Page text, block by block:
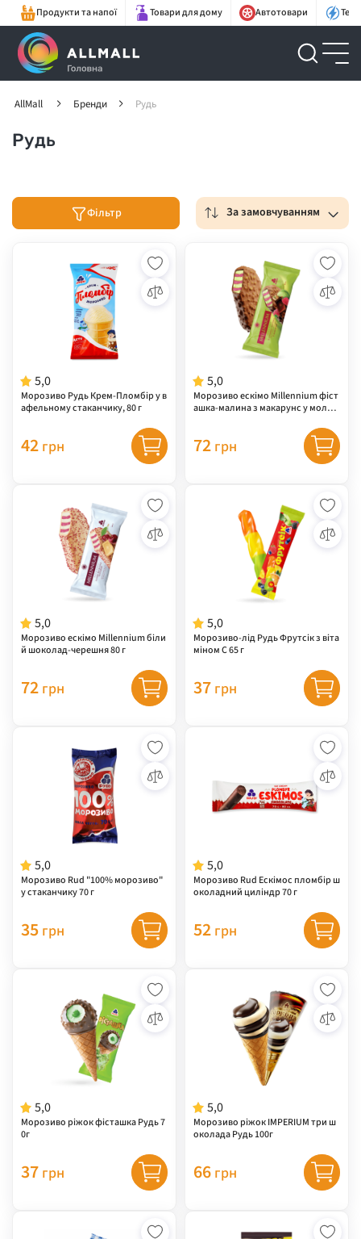
Продукти та напої Товари для дому Автотовари
AllMall Бренди Рудь
Рудь
Фільтр За замовчуванням
5,0
Морозиво Рудь Крем-Пломбір у в
афельному стаканчику, 80 г
42 грн
5,0
Морозиво ескімо Millennium фіст
ашка-малина з макарунс у молоч
72 грн
5,0
Морозиво ескімо Millennium біли
й шоколад-черешня 80 г
72 грн
5,0
Морозиво-лід Рудь Фрутсік з віта
міном С 65 г
37 грн
5,0
Морозиво Rud "100% морозиво"
у стаканчику 70 г
35 грн
5,0
Морозиво Rud Ескімос пломбір ш
околадний циліндр 70 г
52 грн
5,0
Морозиво ріжок фісташка Рудь 7
0г
37 грн
5,0
Морозиво ріжок IMPERIUM три ш
околада Рудь 100г
66 грн